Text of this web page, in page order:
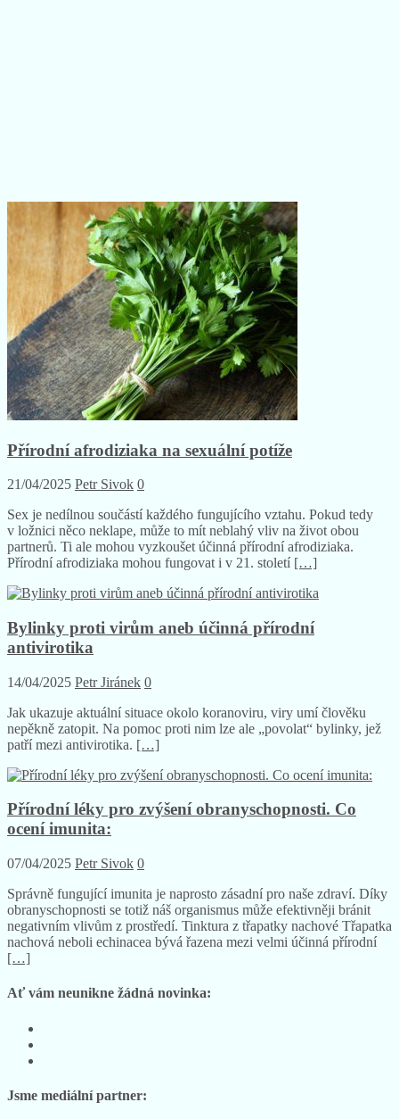
21/04/2025 Petr Sivok 0
Sex je nedílnou součástí každého fungujícího vztahu. Pokud tedy
v ložnici něco neklape, může to mít neblahý vliv na život obou
partnerů. Ti ale mohou vyzkoušet účinná přírodní afrodiziaka.
Přírodní afrodiziaka mohou fungovat i v 21. století
[…]
Bylinky proti virům aneb účinná přírodní
14/04/2025 Petr Jiránek
Jak ukazuje aktuální situace okolo koranoviru, viry umí člověku
nepěkně zatopit. Na pomoc proti nim lze ale „povolat“ bylinky, jež
patří mezi antivirotika. […]
Přírodní léky pro zvýšení obranyschopnosti. Co
07/04/2025 Petr Sivok
0
Správně fungující imunita je naprosto zásadní pro naše zdraví. Díky
obranyschopnosti se totiž náš organismus může efektivněji bránit
negativním vlivům z prostředí. Tinktura z třapatky nachové Třapatka
nachová neboli echinacea bývá řazena mezi velmi účinná přírodní
Facebooku
na
nás